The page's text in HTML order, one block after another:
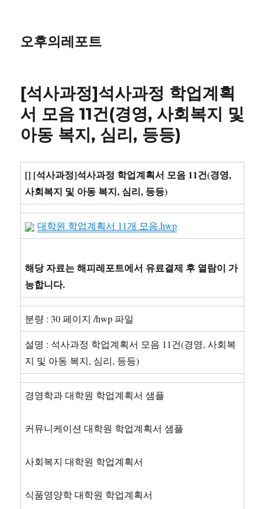
오후의레포트
[석사과정]석사과정 학업계획
서 모음 11건(경영, 사회복지 및
아동 복지, 심리, 등등)
[] [석사과정]석사과정 학업계획서 모음 11건(경영,
사회복지 및 아동 복지, 심리, 등등)
대학원 학업계획서 11개 모음.hwp
해당 자료는 해피레포트에서 유료결제 후 열람이 가
능합니다.
분량 : 30 페이지 /hwp 파일
설명 : 석사과정 학업계획서 모음 11건(경영, 사회복
지 및 아동 복지, 심리, 등등)
경영학과 대학원 학업계획서 샘플
커뮤니케이션 대학원 학업계획서 샘플
사회복지 대학원 학업계획서
식품영양학 대학원 학업계획서